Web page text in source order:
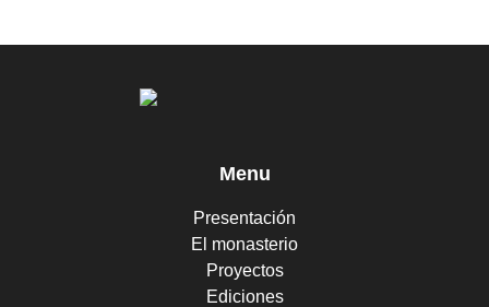
Menu
Presentación
El monasterio
Proyectos
Ediciones